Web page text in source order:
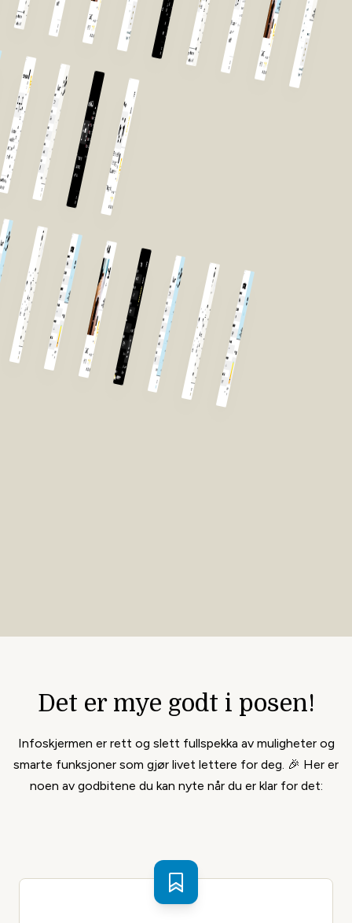
Det er mye godt i posen!
Infoskjermen er rett og slett fullspekka av muligheter og
smarte funksjoner som gjør livet lettere for deg. 🎉 Her er
noen av godbitene du kan nyte når du er klar for det: